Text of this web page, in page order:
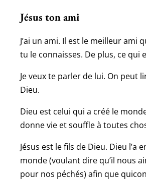
Jésus ton ami
J’ai un ami. Il est le meilleur ami
tu le connaisses. De plus, ce qui
Je veux te parler de lui. On peut
Dieu.
Dieu est celui qui a créé le
donne vie et souffle à toutes
Jésus est le fils de Dieu. Dieu
monde (voulant dire qu’il nous
pour nos péchés) afin que